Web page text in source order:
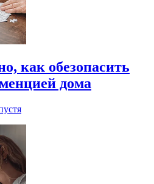
как обезопасить
дома